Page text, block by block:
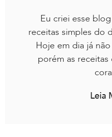
Eu criei esse
receitas simples do
Hoje em dia já
porém as
Leia